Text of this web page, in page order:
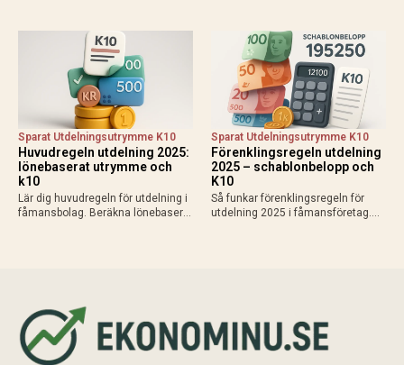
Exempel, kalkylatorer och tips för
att räkna ut vad du får…
praktiska tips för att maximera
disponibel inkomst.
Huvudregeln utdelning 2025:
lönebaserat utrymme och
k10
Sparat Utdelningsutrymme K10
Lär dig huvudregeln för utdelning i
fåmansbolag. Beräkna lönebaserat
Förenklingsregeln utdelning
2025 – schablonbelopp och
K10
Sparat Utdelningsutrymme K10
Så funkar förenklingsregeln för
utdelning 2025 i fåmansföretag.